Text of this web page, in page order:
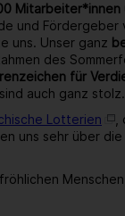
Mitarbeiter*innen
und Fördergeber
uns. Unser ganz
des
für
auch ganz stolz.
Lotterien
uns sehr über